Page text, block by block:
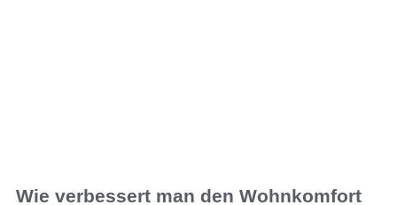
Wie verbessert man den Wohnkomfort